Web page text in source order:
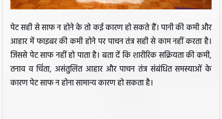
पेट सही से साफ न होने के तो कई कारण हो सकते हैं। पानी की कमी और
आहार में फाइबर की कमी होने पर पाचन तंत्र सही से काम नहीं करता है।
जिससे पेट साफ नहीं हो पाता है। बता दें कि शारीरिक सक्रियता की कमी,
तनाव व चिंता, असंतुलित आहार और पाचन तंत्र संबंधित समस्याओं के
कारण पेट साफ न होना सामान्य कारण हो सकता है।